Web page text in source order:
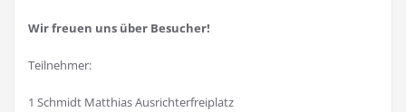
Wir freuen uns über Besucher!
Teilnehmer:
1 Schmidt Matthias Ausrichterfreiplatz